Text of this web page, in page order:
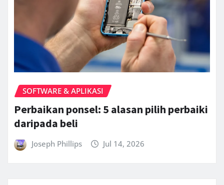
SOFTWARE & APLIKASI
Perbaikan ponsel: 5 alasan pilih perbaiki
daripada beli
Joseph Phillips Jul 14, 2026